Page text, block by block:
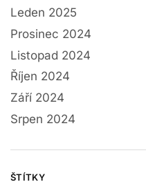
Leden 2025
Prosinec 2024
Listopad 2024
Říjen 2024
Září 2024
Srpen 2024
ŠTÍTKY